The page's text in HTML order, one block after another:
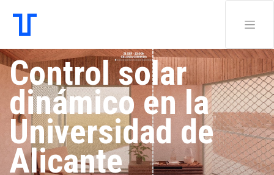
Control solar
dinámico en la
Universidad de
Alicante